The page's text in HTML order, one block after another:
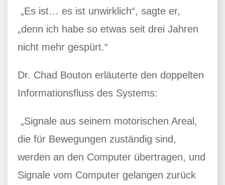
„Es ist… es ist unwirklich“, sagte er,
„denn ich habe so etwas seit drei Jahren
nicht mehr gespürt.“
Dr. Chad Bouton erläuterte den doppelten
Informationsfluss des Systems:
„Signale aus seinem motorischen Areal,
die für Bewegungen zuständig sind,
werden an den Computer übertragen, und
Signale vom Computer gelangen zurück